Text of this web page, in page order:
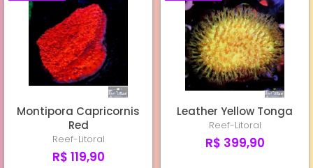
Montipora Capricornis
Red
Reef-Litoral
R$ 119,90
Leather Yellow Tonga
Reef-Litoral
R$ 399,90